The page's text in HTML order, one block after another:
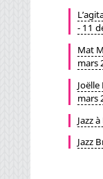
- 11
Mat
mars
mars
Jazz
Jazz